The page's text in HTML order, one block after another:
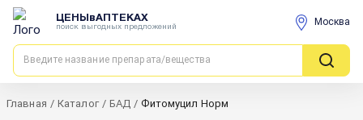
ЦЕНЫвАПТЕКАХ
поиск выгодных предложений Москва
Главная / Каталог / БАД / Фитомуцил Норм